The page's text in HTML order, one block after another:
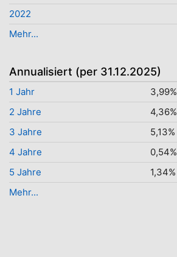
2022
Mehr...
Annualisiert (per 31.12.2025)
1 Jahr
3,99%
2 Jahre
4,36%
3 Jahre
5,13%
4 Jahre
0,54%
5 Jahre
1,34%
Mehr...